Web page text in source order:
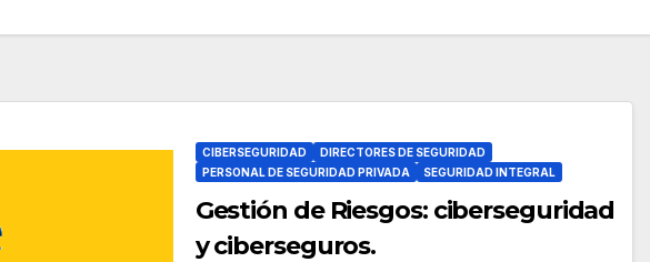
CIBERSEGURIDAD
DIRECTORES DE SEGURIDAD
PERSONAL DE SEGURIDAD PRIVADA
SEGURIDAD INTEGRAL
Gestión de Riesgos: ciberseguridad
y ciberseguros.